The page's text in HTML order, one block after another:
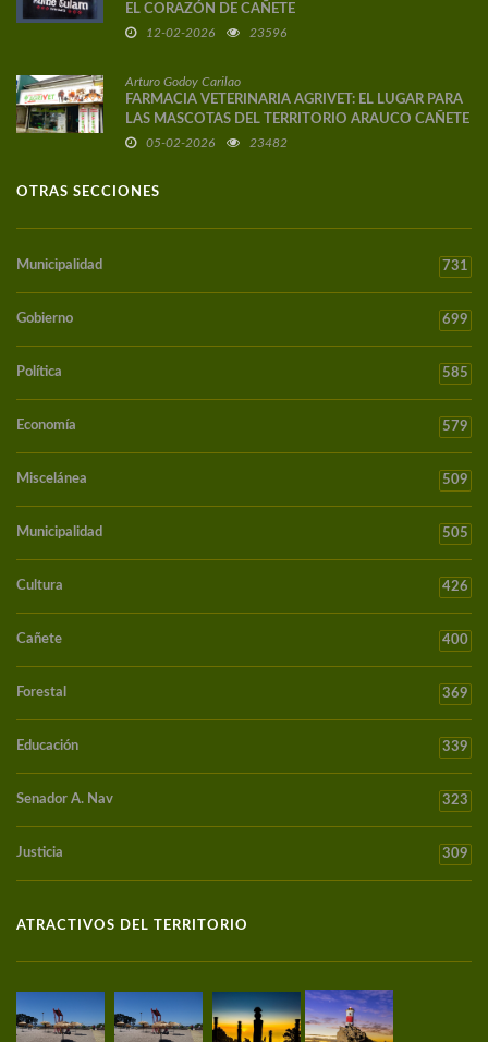
EL CORAZÓN DE CAÑETE
12-02-2026 23596
Arturo Godoy Carilao
FARMACIA VETERINARIA AGRIVET: EL LUGAR PARA
LAS MASCOTAS DEL TERRITORIO ARAUCO CAÑETE
05-02-2026 23482
OTRAS SECCIONES
Municipalidad 731
Gobierno 699
Política 585
Economía 579
Miscelánea 509
Municipalidad 505
Cultura 426
Cañete 400
Forestal 369
Educación 339
Senador A. Nav 323
Justicia 309
ATRACTIVOS DEL TERRITORIO